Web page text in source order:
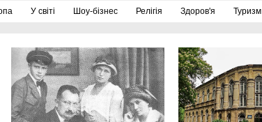
У світі Шоу-бізнес Релігія Здоров'я Туризм